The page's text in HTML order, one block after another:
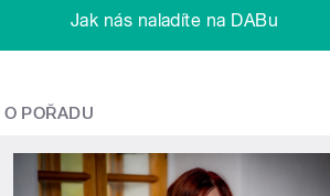
Jak nás naladíte na DABu
O POŘADU